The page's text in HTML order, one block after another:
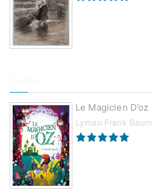
Le Magicien D’oz
Lyman Frank Baum